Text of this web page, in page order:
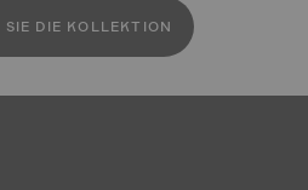
DIE KOLLEKTION